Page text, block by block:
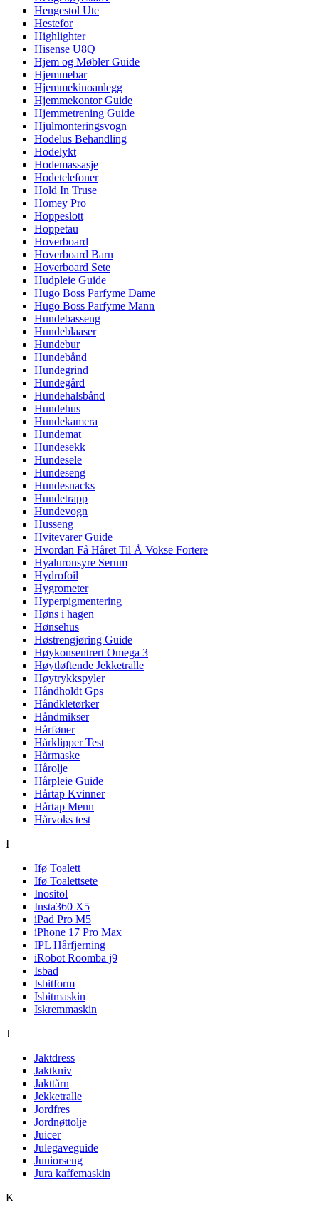
Hengestol Ute
Hestefor
Highlighter
Hisense U8Q
Hjem og Møbler Guide
Hjemmebar
Hjemmekinoanlegg
Hjemmekontor Guide
Hjemmetrening Guide
Hjulmonteringsvogn
Hodelus Behandling
Hodelykt
Hodemassasje
Hodetelefoner
Hold In Truse
Homey Pro
Hoppeslott
Hoppetau
Hoverboard
Hoverboard Barn
Hoverboard Sete
Hudpleie Guide
Hugo Boss Parfyme Dame
Hugo Boss Parfyme Mann
Hundebasseng
Hundeblaaser
Hundebur
Hundebånd
Hundegrind
Hundegård
Hundehalsbånd
Hundehus
Hundekamera
Hundemat
Hundesekk
Hundesele
Hundeseng
Hundesnacks
Hundetrapp
Hundevogn
Husseng
Hvitevarer Guide
Hvordan Få Håret Til Å Vokse Fortere
Hyaluronsyre Serum
Hydrofoil
Hygrometer
Hyperpigmentering
Høns i hagen
Hønsehus
Høstrengjøring Guide
Høykonsentrert Omega 3
Høytløftende Jekketralle
Høytrykkspyler
Håndholdt Gps
Håndkletørker
Håndmikser
Hårføner
Hårklipper Test
Hårmaske
Hårolje
Hårpleie Guide
Hårtap Kvinner
Hårtap Menn
Hårvoks test
I
Ifø Toalett
Ifø Toalettsete
Inositol
Insta360 X5
iPad Pro M5
iPhone 17 Pro Max
IPL Hårfjerning
iRobot Roomba j9
Isbad
Isbitform
Isbitmaskin
Iskremmaskin
J
Jaktdress
Jaktkniv
Jakttårn
Jekketralle
Jordfres
Jordnøttolje
Juicer
Julegaveguide
Juniorseng
Jura kaffemaskin
K